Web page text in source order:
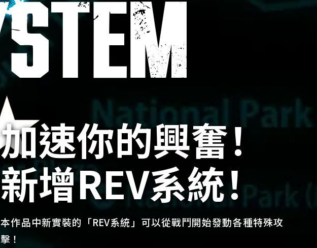
加速你的興奮！
新增REV系統！
本作品中新實裝的「REV系統」可以從戰鬥開始發動各種特殊攻
擊！